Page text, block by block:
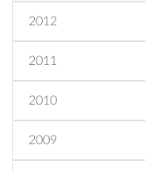
2012
2011
2010
2009